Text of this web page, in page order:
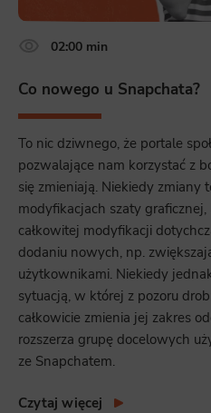
02:00 min
Co nowego u Snapchata?
To nic dziwnego, że portale
pozwalające nam korzystać z
się zmieniają. Niekiedy zmiany
modyfikacjach szaty
całkowitej modyfikacji
dodaniu nowych, np.
użytkownikami. Niekiedy
sytuacją, w której z pozoru
całkowicie zmienia jej zakres
rozszerza grupę docelowych
ze Snapchatem.
Czytaj więcej